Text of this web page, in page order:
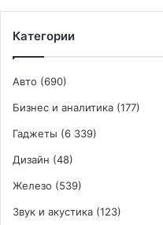
Категории
Авто (690)
Бизнес и аналитика (177)
Гаджеты (6 339)
Дизайн (48)
Железо (539)
Звук и акустика (123)